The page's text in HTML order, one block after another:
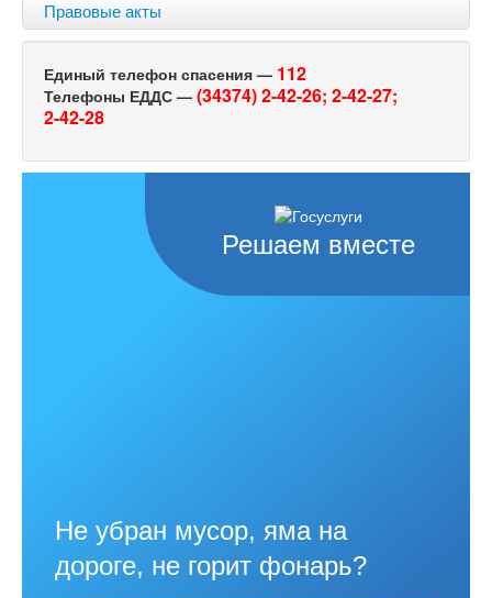
Правовые акты
Единый телефон спасения — 112
Телефоны ЕДДС — (34374) 2-42-26; 2-42-27;
2-42-28
Решаем вместе
Не убран мусор, яма на
дороге, не горит фонарь?